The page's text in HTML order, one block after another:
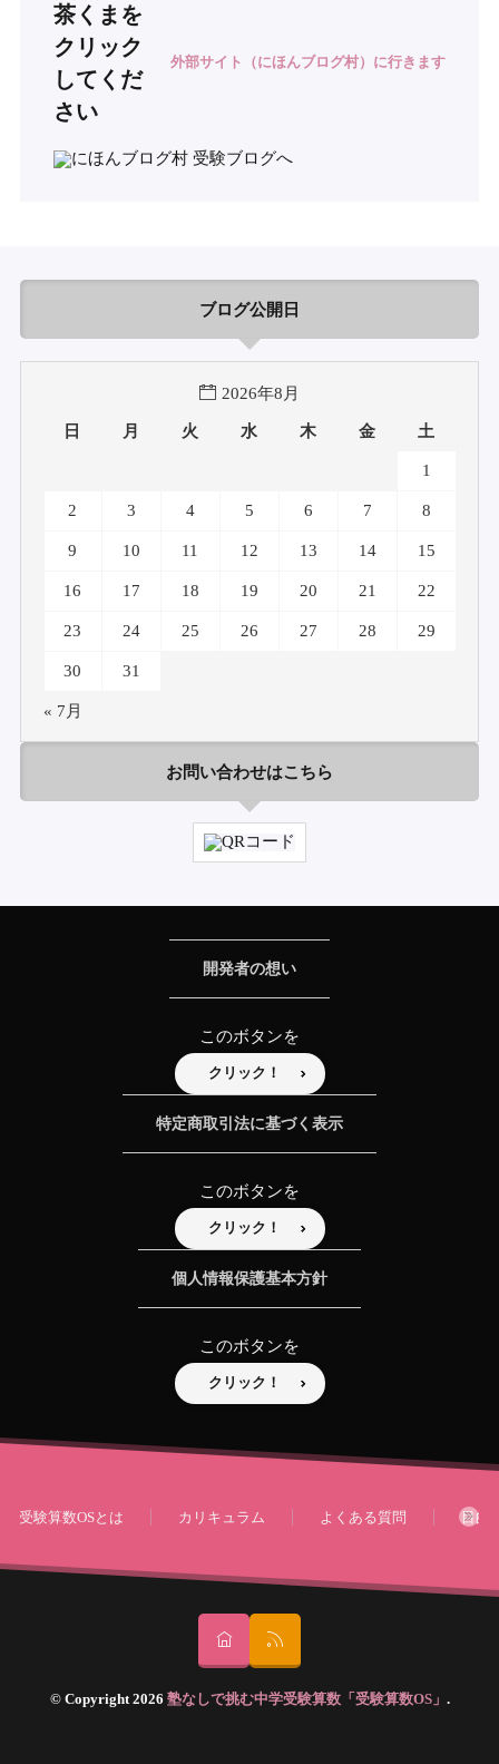
茶くまを
クリック
してくだ
さい
外部サイト（にほんブログ村）に行きます
ブログ公開日
2026年8月
日 月 火 水 木 金 土
1
2 3 4 5 6 7 8
9 10 11 12 13 14 15
16 17 18 19 20 21 22
23 24 25 26 27 28 29
30 31
« 7月
お問い合わせはこちら
開発者の想い
このボタンを
クリック！
特定商取引法に基づく表示
このボタンを
クリック！
個人情報保護基本方針
このボタンを
クリック！
受験算数OSとは カリキュラム よくある質問 目的
© Copyright 2026 塾なしで挑む中学受験算数「受験算数OS」 .